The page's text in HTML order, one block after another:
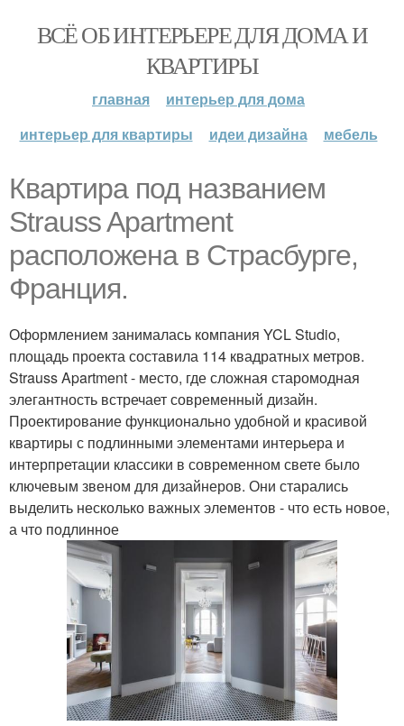
ВСЁ ОБ ИНТЕРЬЕРЕ ДЛЯ ДОМА И
КВАРТИРЫ
главная
интерьер для дома
интерьер для квартиры
идеи дизайна мебель
Квартира под названием
Strauss Apartment
расположена в Страсбурге,
Франция.
Оформлением занималась компания YCL Studio,
площадь проекта составила 114 квадратных метров.
Strauss Apartment - место, где сложная старомодная
элегантность встречает современный дизайн.
Проектирование функционально удобной и красивой
квартиры с подлинными элементами интерьера и
интерпретации классики в современном свете было
ключевым звеном для дизайнеров. Они старались
выделить несколько важных элементов - что есть новое,
а что подлинное